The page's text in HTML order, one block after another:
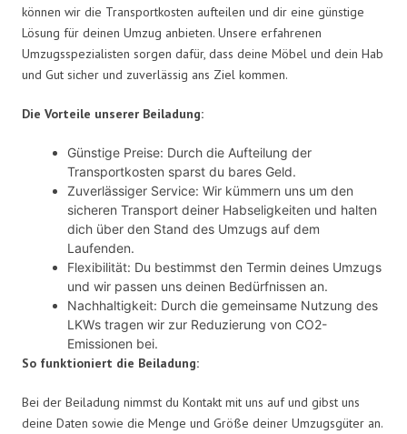
können wir die Transportkosten aufteilen und dir eine günstige
Lösung für deinen Umzug anbieten. Unsere erfahrenen
Umzugsspezialisten sorgen dafür, dass deine Möbel und dein Hab
und Gut sicher und zuverlässig ans Ziel kommen.
Die Vorteile unserer Beiladung:
Günstige Preise: Durch die Aufteilung der
Transportkosten sparst du bares Geld.
Zuverlässiger Service: Wir kümmern uns um den
sicheren Transport deiner Habseligkeiten und halten
dich über den Stand des Umzugs auf dem
Laufenden.
Flexibilität: Du bestimmst den Termin deines Umzugs
und wir passen uns deinen Bedürfnissen an.
Nachhaltigkeit: Durch die gemeinsame Nutzung des
LKWs tragen wir zur Reduzierung von CO2-
Emissionen bei.
So funktioniert die Beiladung:
Bei der Beiladung nimmst du Kontakt mit uns auf und gibst uns
deine Daten sowie die Menge und Größe deiner Umzugsgüter an.